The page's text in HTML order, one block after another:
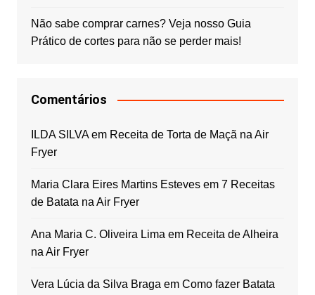
Não sabe comprar carnes? Veja nosso Guia
Prático de cortes para não se perder mais!
Comentários
ILDA SILVAem Receita de Torta de Maçã na Air
Fryer
Maria Clara Eires Martins Estevesem 7 Receitas
de Batata na Air Fryer
Ana Maria C. Oliveira Lima em Receita de Alheira
na Air Fryer
Vera Lúcia da Silva Braga em Como fazer Batata